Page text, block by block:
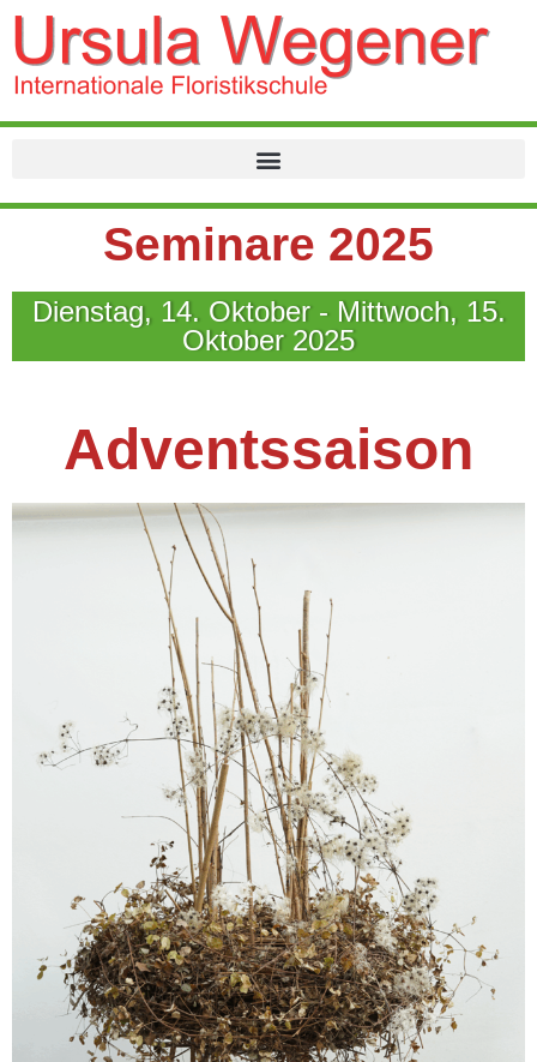
Seminare 2025
Dienstag, 14. Oktober - Mittwoch, 15.
Oktober 2025
Adventssaison